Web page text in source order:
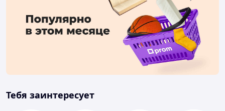
Тебя заинтересует